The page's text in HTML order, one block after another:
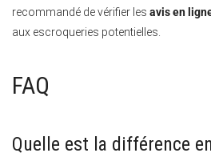
recommandé de vérifier les avis en
aux escroqueries potentielles.
FAQ
Quelle est la différence